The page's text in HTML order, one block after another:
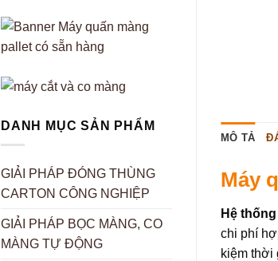
DANH MỤC SẢN PHẨM
GIẢI PHÁP ĐÓNG THÙNG
CARTON CÔNG NGHIỆP
GIẢI PHÁP BỌC MÀNG, CO
MÀNG TỰ ĐỘNG
MÔ TẢ
Máy
Hệ
chi phí
kiệm thời